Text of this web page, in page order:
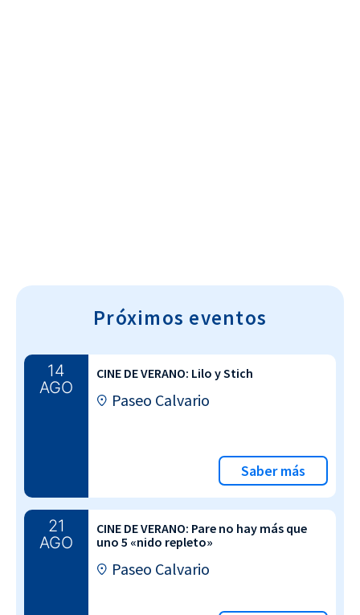
Próximos eventos
14
AGO
CINE DE VERANO: Lilo y Stich
Paseo Calvario
Saber más
21
AGO
CINE DE VERANO: Pare no hay más que
uno 5 «nido repleto»
Paseo Calvario